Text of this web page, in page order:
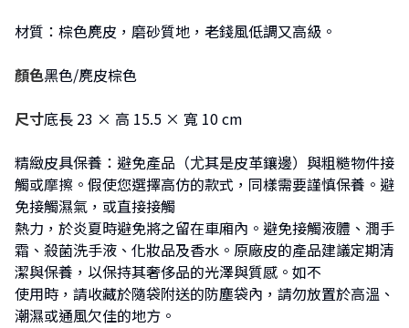
材質：棕色麂皮，磨砂質地，老錢風低調又高級。
顏色黑色/麂皮棕色
尺寸底長 23 × 高 15.5 × 寬 10 cm
精緻皮具保養：避免產品（尤其是皮革鑲邊）與粗糙物件接
觸或摩擦。假使您選擇高仿的款式，同樣需要謹慎保養。避
免接觸濕氣，或直接接觸
熱力，於炎夏時避免將之留在車廂內。避免接觸液體、潤手
霜、殺菌洗手液、化妝品及香水。原廠皮的產品建議定期清
潔與保養，以保持其奢侈品的光澤與質感。如不
使用時，請收藏於隨袋附送的防塵袋內，請勿放置於高溫、
潮濕或通風欠佳的地方。